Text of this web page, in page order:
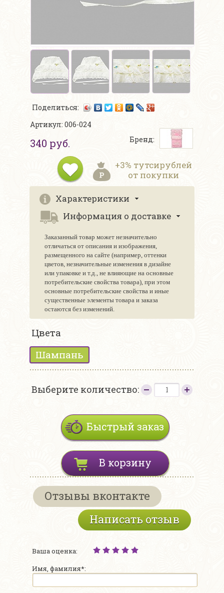
Поделиться:
Артикул: 006-024
340 руб. Бренд:
+3% тутсирублей
от покупки
Характеристики
Информация о доставке
Заказанный товар может незначительно
отличаться от описания и изображения,
размещенного на сайте (например, оттенки
цветов, незначительные изменения в дизайне
или упаковке и т.д., не влияющие на основные
потребительские свойства товара), при этом
основные потребительские свойства и иные
существенные элементы товара и заказа
остаются без изменений.
Цвета
Шампань
Выберите количество:
Быстрый заказ
В корзину
Отзывы вконтакте
Написать отзыв
Ваша оценка:
Имя, фамилия*: